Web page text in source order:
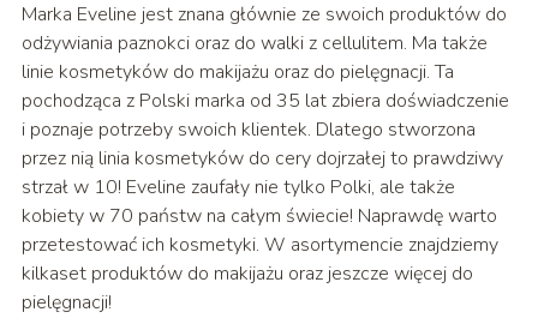
Marka Eveline jest znana głównie ze swoich produktów do
odżywiania paznokci oraz do walki z cellulitem. Ma także
linie kosmetyków do makijażu oraz do pielęgnacji. Ta
pochodząca z Polski marka od 35 lat zbiera doświadczenie
i poznaje potrzeby swoich klientek. Dlatego stworzona
przez nią linia kosmetyków do cery dojrzałej to prawdziwy
strzał w 10! Eveline zaufały nie tylko Polki, ale także
kobiety w 70 państw na całym świecie! Naprawdę warto
przetestować ich kosmetyki. W asortymencie znajdziemy
kilkaset produktów do makijażu oraz jeszcze więcej do
pielęgnacji!